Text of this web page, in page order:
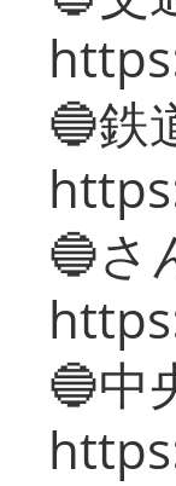
🔵鉄
🔵さ
🔵中